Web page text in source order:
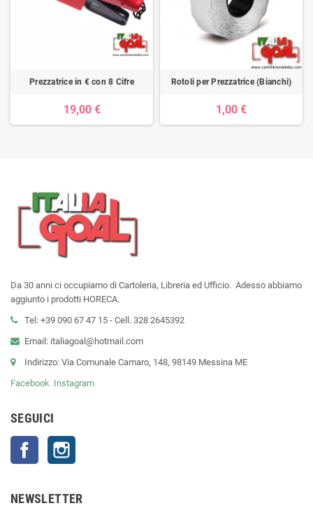
Prezzatrice in € con 8 Cifre
19,00 €
Rotoli per Prezzatrice (Bianchi)
1,00 €
Da 30 anni ci occupiamo di Cartoleria, Libreria ed Ufficio. Adesso abbiamo
aggiunto i prodotti HORECA.
Tel: +39 090 67 47 15 - Cell. 328 2645392
Email: italiagoal@hotmail.com
Indirizzo: Via Comunale Camaro, 148, 98149 Messina ME
Facebook Instagram
SEGUICI
Facebook
NEWSLETTER